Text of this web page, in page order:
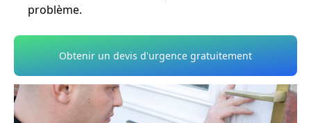
problème.
Obtenir un devis d'urgence gratuitement